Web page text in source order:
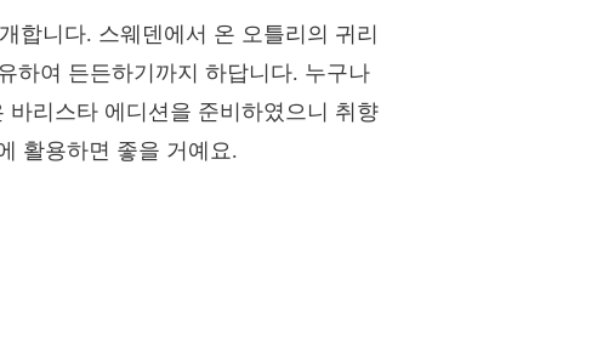
합니다. 스웨덴에서 온 오틀리의 귀리
하여 든든하기까지 하답니다. 누구나
리스타 에디션을 준비하였으니 취향
활용하면 좋을 거예요.